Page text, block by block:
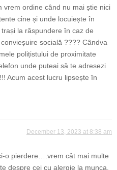
vrem ordine când nu mai știe nici
cine și unde locuiește în
la răspundere în caz de
socială ???? Cândva
polițistului de proximitate
unde puteai să te adresezi
Acum acest lucru lipsește în
December 13, 2023 at 8:38 am
o pierdere….vrem cât mai multe
despre cei cu alergie la munca.